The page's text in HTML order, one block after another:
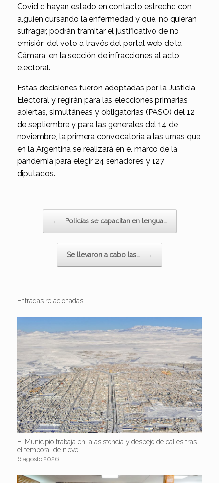
Covid o hayan estado en contacto estrecho con
alguien cursando la enfermedad y que, no quieran
sufragar, podrán tramitar el justificativo de no
emisión del voto a través del portal web de la
Cámara, en la sección de infracciones al acto
electoral.
Estas decisiones fueron adoptadas por la Justicia
Electoral y regirán para las elecciones primarias
abiertas, simultáneas y obligatorias (PASO) del 12
de septiembre y para las generales del 14 de
noviembre, la primera convocatoria a las urnas que
en la Argentina se realizará en el marco de la
pandemia para elegir 24 senadores y 127
diputados.
← Policías se capacitan en lengua…
Se llevaron a cabo las… →
Entradas relacionadas
El Municipio trabaja en la asistencia y despeje de calles tras
el temporal de nieve
6 agosto 2026